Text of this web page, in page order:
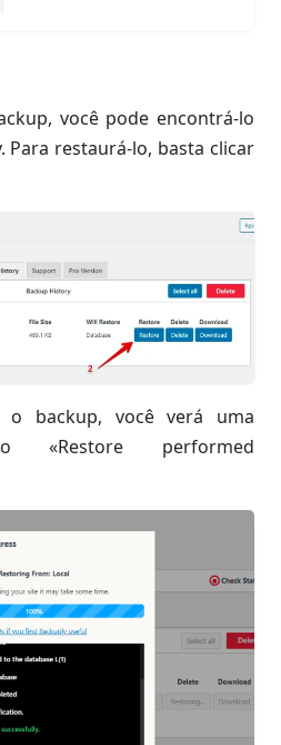
você pode encontrá-lo
Para restaurá-lo, basta clicar
o backup, você verá uma
«Restore performed